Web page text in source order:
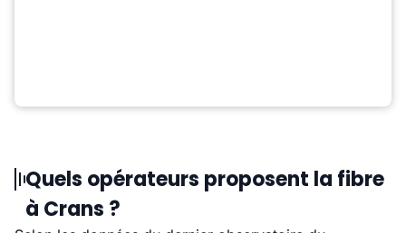
Quels opérateurs proposent la fibre
à Crans ?